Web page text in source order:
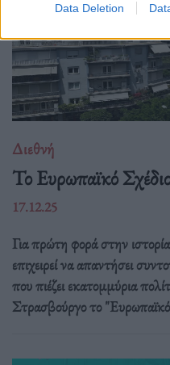
Data Deletion
Διεθνή
Το Ευρωπαϊκό
17.12.25
Για πρώτη φορά στην
επιχειρεί να απαντήσει
που πιέζει εκατομμύρια
Στρασβούργο το "Ευρωπαϊκό